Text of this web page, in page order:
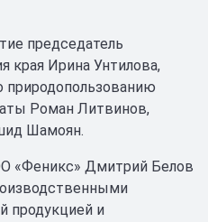
председатель
края Ирина Унтилова,
природопользованию
Роман Литвинов,
Шамоян.
«Феникс» Дмитрий Белов
продукцией и